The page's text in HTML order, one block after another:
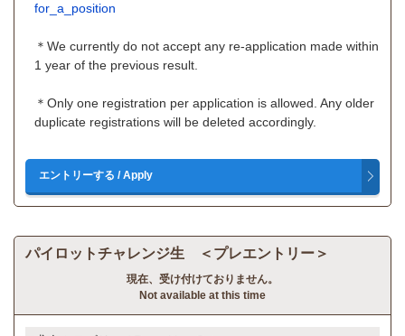
for_a_position
＊We currently do not accept any re-application made within
1 year of the previous result.
＊Only one registration per application is allowed. Any older
duplicate registrations will be deleted accordingly.
パイロットチャレンジ生 ＜プレエントリー＞
現在、受け付けておりません。
Not available at this time